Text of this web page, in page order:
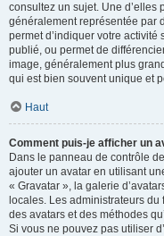
consultez un sujet. Une d’elles
généralement représentée par
permet d’indiquer votre
publié, ou permet de
image, généralement plus
qui est bien souvent unique et
Haut
Comment puis-je afficher un
Dans le panneau de contrôle
ajouter un avatar en utilisant
« Gravatar », la galerie
locales. Les administrateurs
des avatars et des méthodes
Si vous ne pouvez pas utiliser